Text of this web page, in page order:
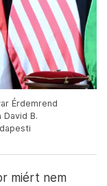
Érdemrend
B.
miért nem